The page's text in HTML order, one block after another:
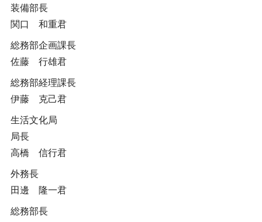
装備部長
関口 和重君
総務部企画課長
佐藤 行雄君
総務部経理課長
伊藤 克己君
生活文化局
局長
高橋 信行君
外務長
田邊 隆一君
総務部長